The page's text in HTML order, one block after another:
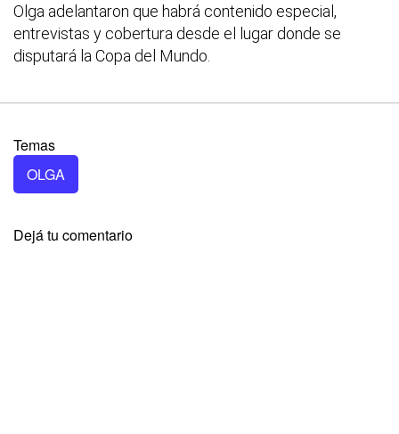
Olga adelantaron que habrá contenido especial,
entrevistas y cobertura desde el lugar donde se
disputará la Copa del Mundo.
Temas
OLGA
Dejá tu comentario